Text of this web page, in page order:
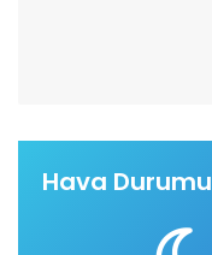
Hava Durumu